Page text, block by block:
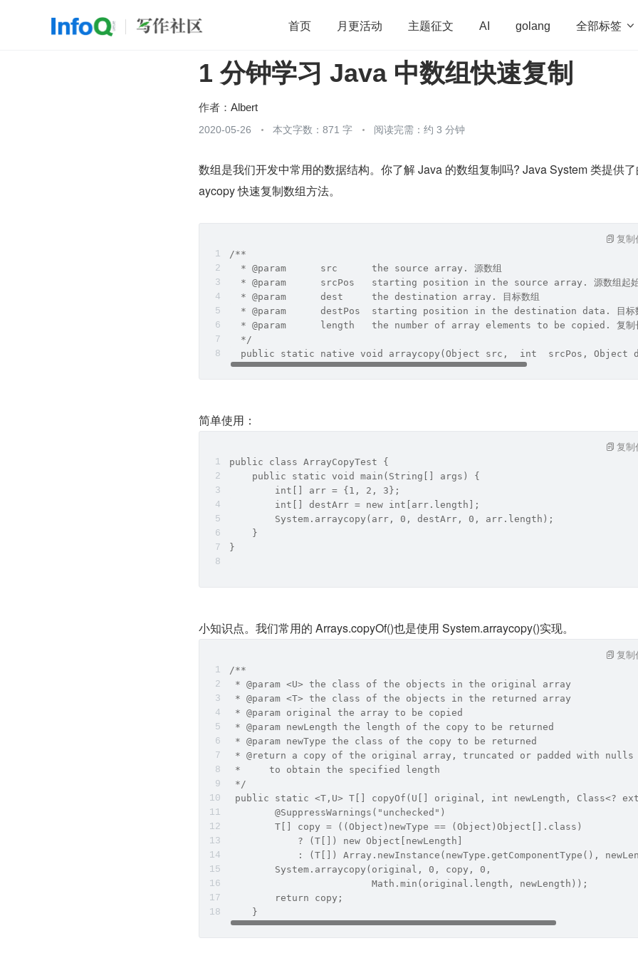
首页 月更活动 主题征文 AI golang 全部标签 
开源 架构 OpenHarmony 算法 学习方法 Web3.0
1 分钟学习 Java 中数组快速复制
作者： Albert
2020-05-26 本文字数：871 字 阅读完需：约 3 分钟
数组是我们开发中常用的数据结构。你了解 Java 的数组复制吗? Java System 类提供
aycopy 快速复制数组方法。
/**
  * @param      src      the source array. 源数组
* @param      srcPos   starting position in the source array. 源数组起
  * @param      dest     the destination array. 目标数组
* @param      destPos  starting position in the destination data. 目标
* @param      length   the number of array elements to be copied. 复制
  */
public static native void arraycopy(Object src,  int  srcPos, Object
复制
简单使用：
public class ArrayCopyTest {
    public static void main(String[] args) {
        int[] arr = {1, 2, 3};
        int[] destArr = new int[arr.length];
        System.arraycopy(arr, 0, destArr, 0, arr.length);
    }
}
复制
小知识点。我们常用的 Arrays.copyOf()也是使用 System.arraycopy()实现。
/**
* @param <U> the class of the objects in the original array
* @param <T> the class of the objects in the returned array
* @param original the array to be copied
* @param newLength the length of the copy to be returned
* @param newType the class of the copy to be returned
* @return a copy of the original array, truncated or padded with nulls
*     to obtain the specified length
*/
public static <T,U> T[] copyOf(U[] original, int newLength, Class<?
        @SuppressWarnings("unchecked")
        T[] copy = ((Object)newType == (Object)Object[].class)
            ? (T[]) new Object[newLength]
: (T[]) Array.newInstance(newType.getComponentType(),
        System.arraycopy(original, 0, copy, 0,
                         Math.min(original.length, newLength));
        return copy;
    }
复制